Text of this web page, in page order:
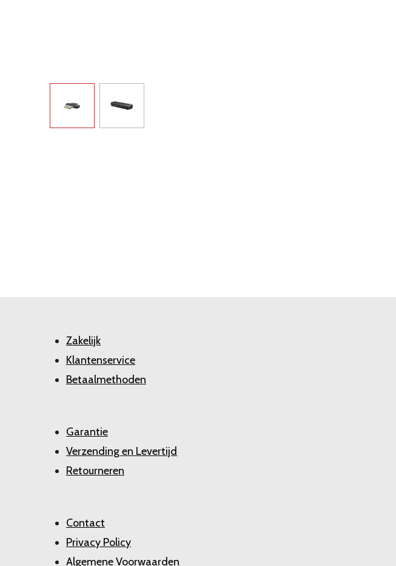
Zakelijk
Klantenservice
Betaalmethoden
Garantie
Verzending en Levertijd
Retourneren
Contact
Privacy Policy
Algemene Voorwaarden